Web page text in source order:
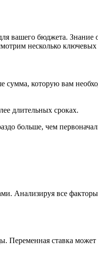
вашего бюджета. Знание
несколько
сумма, которую вам
длительных сроках.
больше, чем
Анализируя все
Переменная ставка